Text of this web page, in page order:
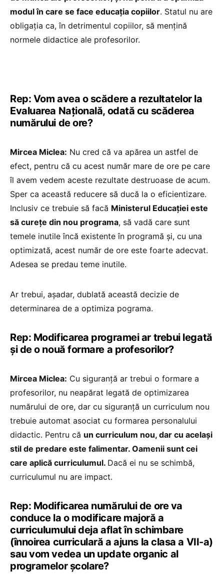
modul în care se face educația copiilor. Statul nu are
obligația ca, în detrimentul copiilor, să mențină
normele didactice ale profesorilor.
Rep: Vom avea o scădere a rezultatelor la
Evaluarea Națională, odată cu scăderea
numărului de ore?
Mircea Miclea: Nu cred că va apărea un astfel de
efect, pentru că cu acest număr mare de ore pe care
îl avem vedem aceste rezultate destruoase de acum.
Sper ca această reducere să ducă la o eficientizare.
Inclusiv ce trebuie să facă Ministerul Educației este
să curețe din nou programa, să vadă care sunt
temele inutile încă existente în programă și, cu una
optimizată, acest număr de ore este foarte adecvat.
Adesea se predau teme inutile.
Ar trebui, așadar, dublată această decizie de
determinarea de a optimiza pograma.
Rep: Modificarea programei ar trebui legată
și de o nouă formare a profesorilor?
Mircea Miclea: Cu siguranță ar trebui o formare a
profesorilor, nu neapărat legată de optimizarea
numărului de ore, dar cu siguranță un curriculum nou
trebuie automat asociat cu formarea personalului
didactic. Pentru că un curriculum nou, dar cu același
stil de predare este falimentar. Oamenii sunt cei
care aplică curriculumul. Dacă ei nu se schimbă,
curriculumul nu are impact.
Rep: Modificarea numărului de ore va
conduce la o modificare majoră a
curriculumului deja aflat în schimbare
(înnoirea curriculară a ajuns la clasa a VII-a)
sau vom vedea un update organic al
programelor școlare?